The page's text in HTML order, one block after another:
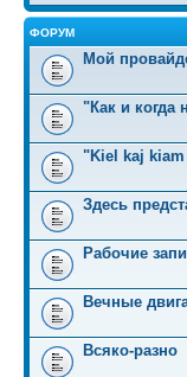
ФОРУМ
Мой
"Как и когда
"Kiel kaj
Здесь
Рабочие
Вечные
Всяко-разно